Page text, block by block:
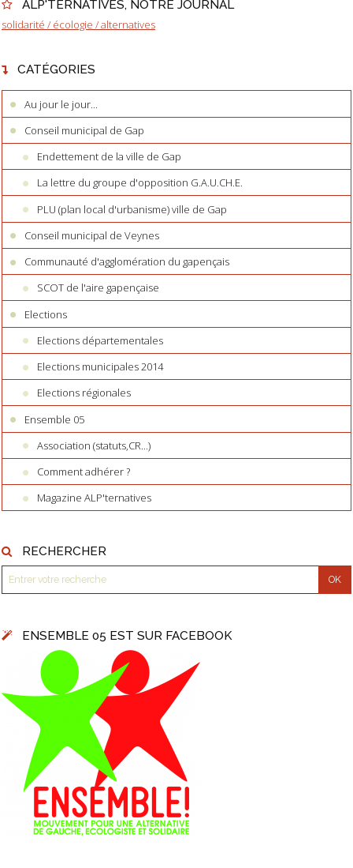
ALP'TERNATIVES, NOTRE JOURNAL
solidarité / écologie / alternatives
CATÉGORIES
Au jour le jour...
Conseil municipal de Gap
Endettement de la ville de Gap
La lettre du groupe d'opposition G.A.U.CH.E.
PLU (plan local d'urbanisme) ville de Gap
Conseil municipal de Veynes
Communauté d'agglomération du gapençais
SCOT de l'aire gapençaise
Elections
Elections départementales
Elections municipales 2014
Elections régionales
Ensemble 05
Association (statuts,CR...)
Comment adhérer ?
Magazine ALP'ternatives
RECHERCHER
ENSEMBLE 05 EST SUR FACEBOOK